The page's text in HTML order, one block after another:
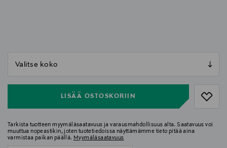
LISÄÄ OSTOSKORIIN
Tarkista tuotteen myymäläsaatavuus ja varausmahdollisuus alta. Saatavuus voi
muuttua nopeastikin, joten tuotetiedoissa näyttämämme tieto pitää aina
varmistaa paikan päällä. Myymäläsaatavuus